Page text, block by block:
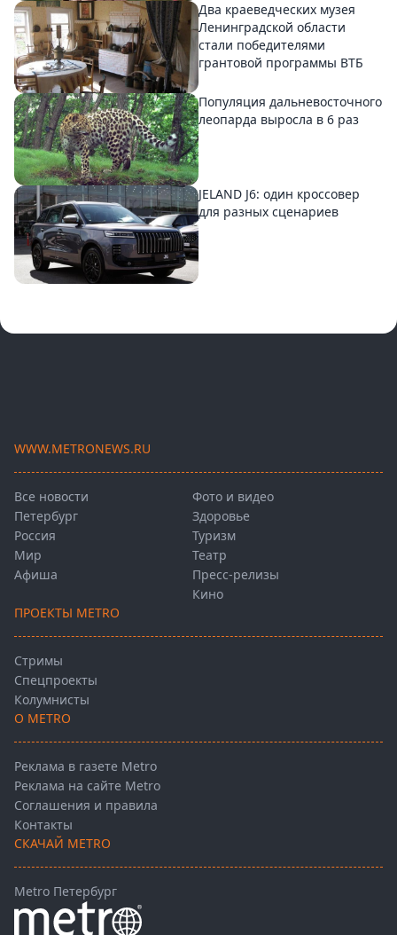
Два краеведческих музея
Ленинградской области
стали победителями
грантовой программы ВТБ
Популяция дальневосточного
леопарда выросла в 6 раз
JELAND J6: один кроссовер
для разных сценариев
WWW.METRONEWS.RU
Все новости
Петербург
Россия
Мир
Афиша
Фото и видео
Здоровье
Туризм
Театр
Пресс-релизы
Кино
ПРОЕКТЫ METRO
Стримы
Спецпроекты
Колумнисты
О METRO
Реклама в газете Metro
Реклама на сайте Metro
Соглашения и правила
Контакты
СКАЧАЙ METRO
Metro Петербург